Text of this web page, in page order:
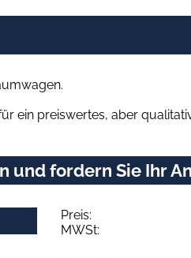
ein preiswertes, aber
und fordern Sie Ihr
Preis:
MWSt: